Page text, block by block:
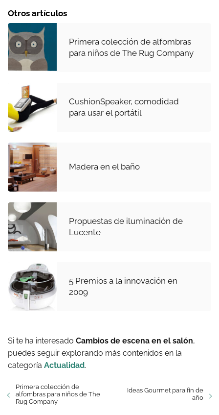
Otros artículos
Primera colección de alfombras
para niños de The Rug Company
CushionSpeaker, comodidad
para usar el portátil
Madera en el baño
Propuestas de iluminación de
Lucente
5 Premios a la innovación en
2009
Si te ha interesado Cambios de escena en el salón,
puedes seguir explorando más contenidos en la
categoría Actualidad.
Primera colección de
alfombras para niños de The
Rug Company
Ideas Gourmet para fin de
año